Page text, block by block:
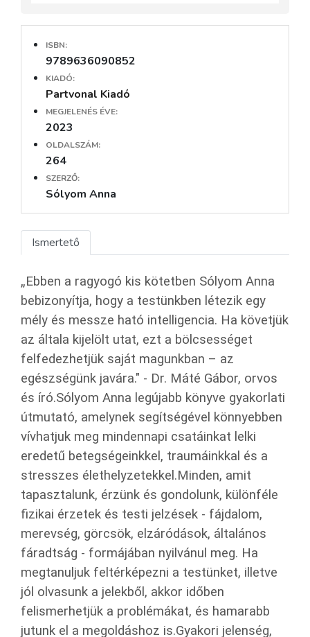
ISBN:
9789636090852
KIADÓ:
Partvonal Kiadó
MEGJELENÉS ÉVE:
2023
OLDALSZÁM:
264
SZERZŐ:
Sólyom Anna
Ismertető
„Ebben a ragyogó kis kötetben Sólyom Anna
bebizonyítja, hogy a testünkben létezik egy
mély és messze ható intelligencia. Ha követjük
az általa kijelölt utat, ezt a bölcsességet
felfedezhetjük saját magunkban – az
egészségünk javára." - Dr. Máté Gábor, orvos
és író.Sólyom Anna legújabb könyve gyakorlati
útmutató, amelynek segítségével könnyebben
vívhatjuk meg mindennapi csatáinkat lelki
eredetű betegségeinkkel, traumáinkkal és a
stresszes élethelyzetekkel.Minden, amit
tapasztalunk, érzünk és gondolunk, különféle
fizikai érzetek és testi jelzések - fájdalom,
merevség, görcsök, elzáródások, általános
fáradtság - formájában nyilvánul meg. Ha
megtanuljuk feltérképezni a testünket, illetve
jól olvasunk a jelekből, akkor időben
felismerhetjük a problémákat, és hamarabb
jutunk el a megoldáshoz is.Gyakori jelenség,